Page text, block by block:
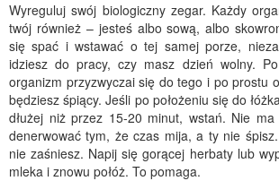
Wyreguluj swój biologiczny zegar. Każdy
twój również – jesteś albo sową, albo
się spać i wstawać o tej samej porze,
idziesz do pracy, czy masz dzień wolny.
organizm przyzwyczai się do tego i po prostu
będziesz śpiący. Jeśli po położeniu się do
dłużej niż przez 15-20 minut, wstań. Nie
denerwować tym, że czas mija, a ty nie
nie zaśniesz. Napij się gorącej herbaty lub
mleka i znowu połóż. To pomaga.